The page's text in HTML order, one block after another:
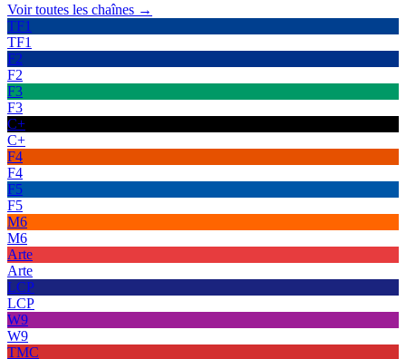
Voir toutes les chaînes →
TF1
TF1
F2
F2
F3
F3
C+
C+
F4
F4
F5
F5
M6
M6
Arte
Arte
LCP
LCP
W9
W9
TMC